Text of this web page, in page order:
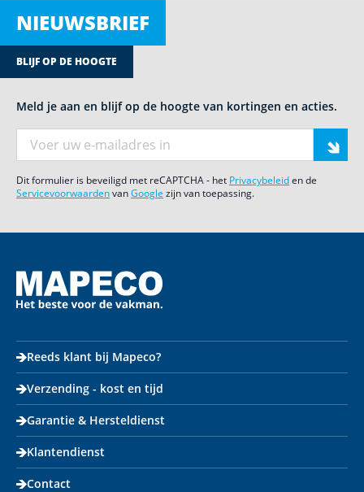
NIEUWSBRIEF
BLIJF OP DE HOOGTE
Meld je aan en blijf op de hoogte van kortingen en acties.
Dit formulier is beveiligd met reCAPTCHA - het Privacybeleiden de
ServicevoorwaardenvanGoogle zijn van toepassing.
Reeds klant bij Mapeco?
Verzending - kost en tijd
Garantie & Hersteldienst
Klantendienst
Contact